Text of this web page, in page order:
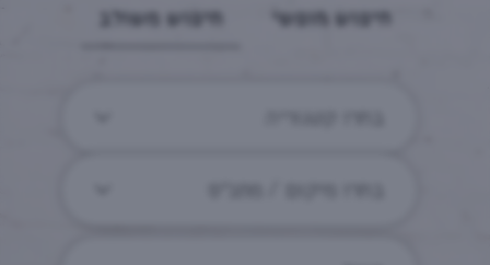
חיפוש חופשי חיפוש משולב